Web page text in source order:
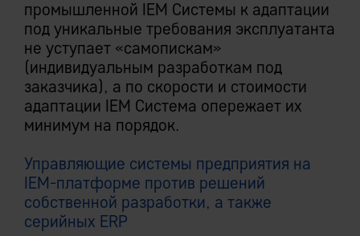
промышленной IEM Системы к адаптации
под уникальные требования эксплуатанта
не уступает «самопискам»
(индивидуальным разработкам под
заказчика), а по скорости и стоимости
адаптации IEM Система опережает их
минимум на порядок.
Управляющие системы предприятия на
IEM-платформе против решений
собственной разработки, а также
серийных ERP